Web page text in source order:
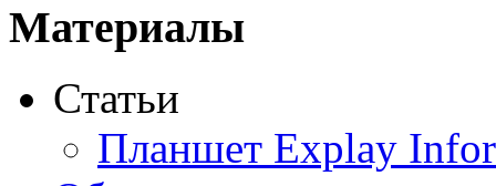
Acme(2)
Ainol(9)
Altinet(1)
Материалы
Статьи
Планшет Explay